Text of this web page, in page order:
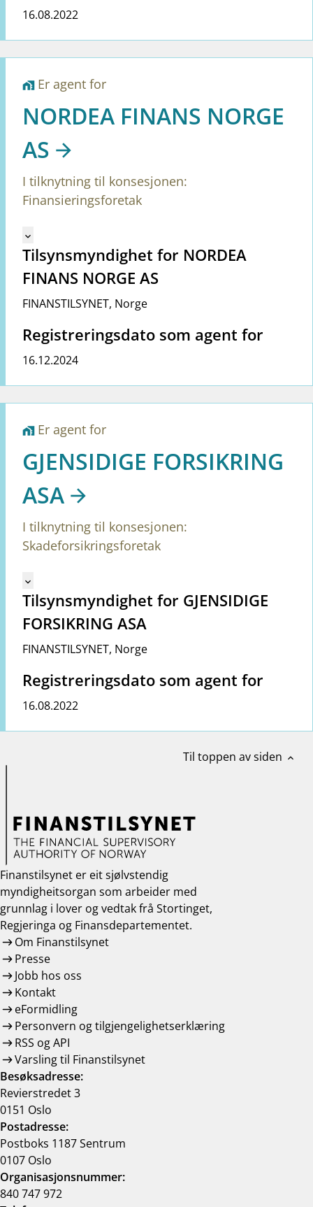
16.08.2022
home_work Er agent for
NORDEA FINANS NORGE
AS
I tilknytning til konsesjonen:
Finansieringsforetak
Mangler tekst for vreg.ShowMoreInformation (no)
keyboard_arrow_down
Tilsynsmyndighet for NORDEA
FINANS NORGE AS
FINANSTILSYNET, Norge
Registreringsdato som agent for
16.12.2024
home_work Er agent for
GJENSIDIGE FORSIKRING
ASA
I tilknytning til konsesjonen:
Skadeforsikringsforetak
Mangler tekst for vreg.ShowMoreInformation (no)
keyboard_arrow_down
Tilsynsmyndighet for GJENSIDIGE
FORSIKRING ASA
FINANSTILSYNET, Norge
Registreringsdato som agent for
16.08.2022
Til toppen av siden expand_less
Finanstilsynet er eit sjølvstendig
myndigheitsorgan som arbeider med
grunnlag i lover og vedtak frå Stortinget,
Regjeringa og Finansdepartementet.
Om Finanstilsynet
Presse
Jobb hos oss
Kontakt
eFormidling
Personvern og tilgjengelighetserklæring
RSS og API
Varsling til Finanstilsynet
Besøksadresse:
Revierstredet 3
0151 Oslo
Postadresse:
Postboks 1187 Sentrum
0107 Oslo
Organisasjonsnummer:
840 747 972